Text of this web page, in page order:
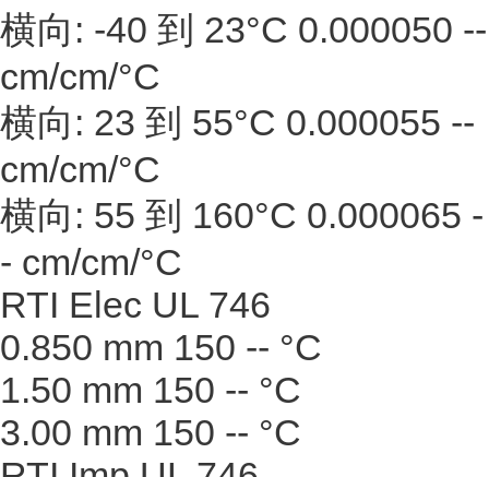
横向: -40 到 23°C 0.000050 --
cm/cm/°C
横向: 23 到 55°C 0.000055 --
cm/cm/°C
横向: 55 到 160°C 0.000065 -
- cm/cm/°C
RTI Elec UL 746
0.850 mm 150 -- °C
1.50 mm 150 -- °C
3.00 mm 150 -- °C